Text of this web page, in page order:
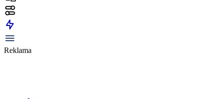
Reklama